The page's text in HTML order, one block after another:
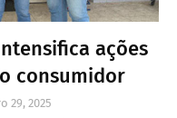
ações
consumidor
29, 2025